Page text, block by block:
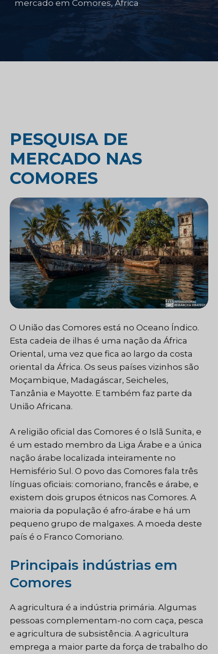
mercado em Comores, África
PESQUISA DE
MERCADO NAS
COMORES
O União das Comores está no Oceano Índico.
Esta cadeia de ilhas é uma nação da África
Oriental, uma vez que fica ao largo da costa
oriental da África. Os seus países vizinhos são
Moçambique, Madagáscar, Seicheles,
Tanzânia e Mayotte. E também faz parte da
União Africana.
A religião oficial das Comores é o Islã Sunita, e
é um estado membro da Liga Árabe e a única
nação árabe localizada inteiramente no
Hemisfério Sul. O povo das Comores fala três
línguas oficiais: comoriano, francês e árabe, e
existem dois grupos étnicos nas Comores. A
maioria da população é afro-árabe e há um
pequeno grupo de malgaxes. A moeda deste
país é o Franco Comoriano.
Principais indústrias em
Comores
A agricultura é a indústria primária. Algumas
pessoas complementam-no com caça, pesca
e agricultura de subsistência. A agricultura
emprega a maior parte da força de trabalho do